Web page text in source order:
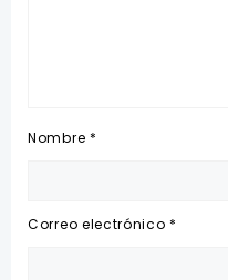
Nombre *
Correo electrónico *